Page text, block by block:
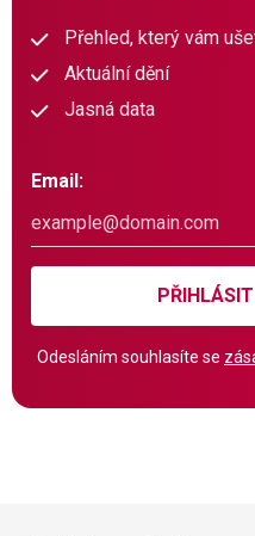
Přehled, který vám
Aktuální dění
Jasná data
Email:
Odesláním souhlasíte se